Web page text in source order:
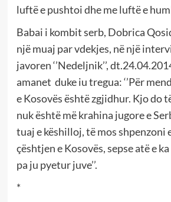
luftë e pushtoi dhe me luftë e
Babai i kombit serb, Dobrica
një muaj par vdekjes, në një
javoren ‘’Nedeljnik’’,
amanet duke iu tregua: ‘’Për
e Kosovës është zgjidhur. Kjo do
nuk është më krahina jugore e
tuaj e këshilloj, të mos shpenzoni
çështjen e Kosovës, sepse atë e
pa ju pyetur juve’’.
*